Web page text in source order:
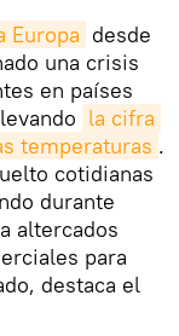
Europa desde
una crisis
en países
la cifra
temperaturas .
cotidianas
durante
altercados
para
destaca el